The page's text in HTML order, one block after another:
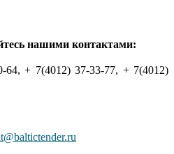
нашими контактами:
64, + 7(4012) 37-33-77, + 7(4012)